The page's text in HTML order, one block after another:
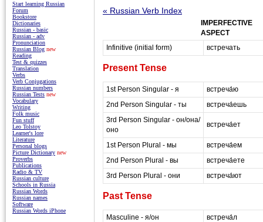
« Russian Verb Index
IMPERFECTIVE
ASPECT
Infinitive (initial form)
встречать
Present Tense
1st Person Singular - я
встреча́ю
2nd Person Singular - ты
встреча́ешь
3rd Person Singular - он/она/
оно
встреча́ет
1st Person Plural - мы
встреча́ем
2nd Person Plural - вы
встреча́ете
3rd Person Plural - они
встреча́ют
Past Tense
Masculine - я/он
встреча́л
Start learning Russian
Forum
Bookstore
Dictionaries
Russian - basic
Russian - adv
Pronunciation
Russian Blog new
Reading
Test & quizzes
Translation
Verbs
Verb Conjugations
Russian numbers
Russian Tests new
Vocabulary
Writing
Folk music
Fun stuff
Leo Tolstoy
Learner's lore
Literature
Personal blogs
Picture Dictionary new
Proverbs
Publications
Radio & TV
Russian culture
Schools in Russia
Russian Words
Russian names
Software
Russian Words iPhone